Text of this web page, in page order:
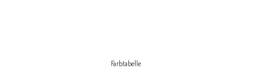
Farbtabelle